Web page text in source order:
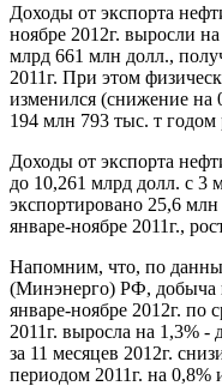
Доходы от экспорта
ноябре 2012г. выросли
млрд 661 млн долл.,
2011г. При этом
изменился (снижение на
194 млн 793 тыс. т годом
Доходы от экспорта
до 10,261 млрд долл. с
экспортировано 25,6
январе-ноябре 2011г.,
Напомним, что, по
(Минэнерго) РФ, добыча
январе-ноябре 2012г.
2011г. выросла на 1,3%
за 11 месяцев 2012г.
периодом 2011г. на 0,8%